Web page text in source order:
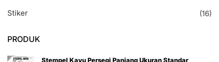
Stiker
(16)
PRODUK
Stempel Kayu Persegi Panjang Ukuran Standar